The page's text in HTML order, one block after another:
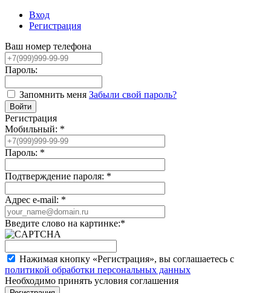
Вход
Регистрация
Ваш номер телефона
Пароль:
Запомнить меня Забыли свой пароль?
Регистрация
Мобильный: *
Пароль: *
Подтверждение пароля: *
Адрес e-mail: *
Введите слово на картинке:*
Нажимая кнопку «Регистрация», вы соглашаетесь с
политикой обработки персональных данных
Необходимо принять условия соглашения